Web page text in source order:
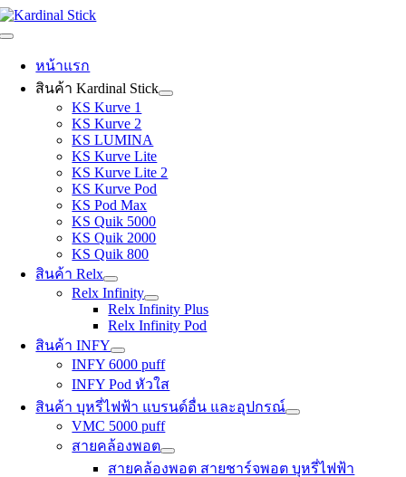
Skip
to
Toggle
Navigation
หน้าแรก
สินค้า Kardinal Stick
KS Kurve 1
KS Kurve 2
KS LUMINA
KS Kurve Lite
KS Kurve Lite 2
KS Kurve Pod
KS Pod Max
KS Quik 5000
KS Quik 2000
KS Quik 800
สินค้า Relx
Relx Infinity
Relx Infinity Plus
Relx Infinity Pod
สินค้า INFY
INFY 6000 puff
INFY Pod หัวใส
สินค้า บุหรี่ไฟฟ้า แบรนด์อื่น และอุปกรณ์
VMC 5000 puff
สายคล้องพอต
สายคล้องพอต สายชาร์จพอต บุหรี่ไฟฟ้า